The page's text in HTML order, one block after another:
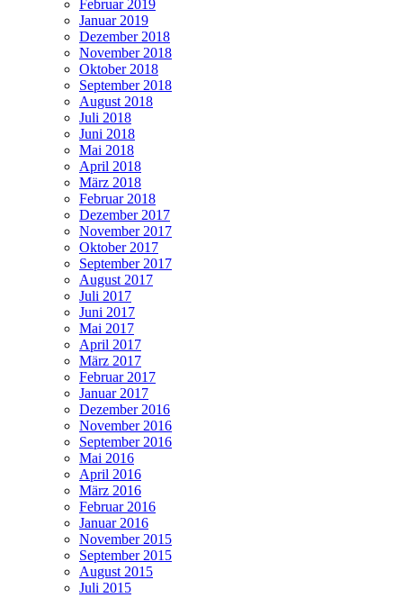
Februar 2019
Januar 2019
Dezember 2018
November 2018
Oktober 2018
September 2018
August 2018
Juli 2018
Juni 2018
Mai 2018
April 2018
März 2018
Februar 2018
Dezember 2017
November 2017
Oktober 2017
September 2017
August 2017
Juli 2017
Juni 2017
Mai 2017
April 2017
März 2017
Februar 2017
Januar 2017
Dezember 2016
November 2016
September 2016
Mai 2016
April 2016
März 2016
Februar 2016
Januar 2016
November 2015
September 2015
August 2015
Juli 2015